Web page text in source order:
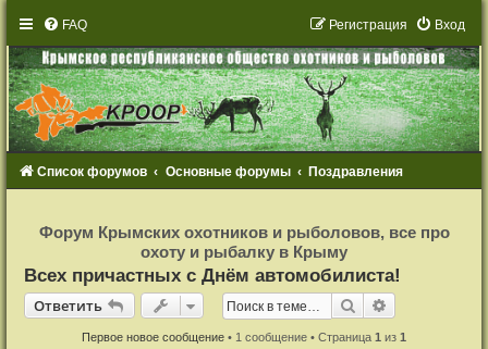
FAQ Вход
Регистрация
Список форумов Основные форумы Поздравления
с
т
р
а
ц
Форум Крымских охотников и рыболовов, все про
охоту и рыбалку в Крыму
Всех причастных с Днём автомобилиста!
Ответить
Ответить Поиск
Первое новое сообщение • 1 сообщение • Страница 1 из 1